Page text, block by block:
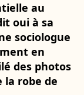
au
oui à sa
sociologue
en
des photos
la robe de